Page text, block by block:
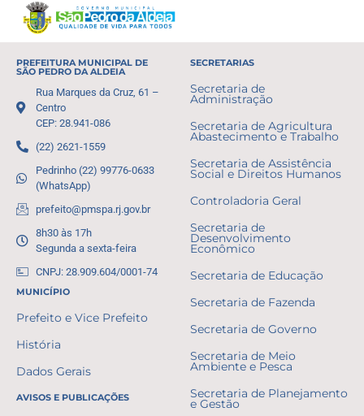
PREFEITURA MUNICIPAL DE
SÃO PEDRO DA ALDEIA
Rua Marques da Cruz, 61 –
Centro
CEP: 28.941-086
(22) 2621-1559
Pedrinho (22) 99776-0633
(WhatsApp)
prefeito@pmspa.rj.gov.br
8h30 às 17h
Segunda a sexta-feira
CNPJ: 28.909.604/0001-74
MUNICÍPIO
Prefeito e Vice Prefeito
História
Dados Gerais
AVISOS E PUBLICAÇÕES
SECRETARIAS
Secretaria de
Administração
Secretaria de Agricultura
Abastecimento e Trabalho
Secretaria de Assistência
Social e Direitos Humanos
Controladoria Geral
Secretaria de
Desenvolvimento
Econômico
Secretaria de Educação
Secretaria de Fazenda
Secretaria de Governo
Secretaria de Meio
Ambiente e Pesca
Secretaria de Planejamento
e Gestão